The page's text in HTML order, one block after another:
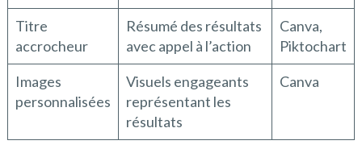
Titre
accrocheur
Résumé des résultats
avec appel à l’action
Canva,
Piktochart
Images
personnalisées
Visuels engageants
représentant les
résultats
Canva